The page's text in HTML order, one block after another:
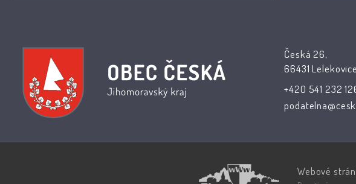
Česká 26,
66431 Lelekovice
+420 541 232
Webové